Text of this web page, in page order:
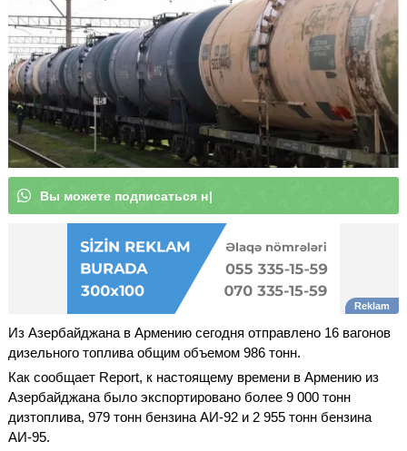
Вы |
Из Азербайджана в Армению сегодня отправлено 16 вагонов
дизельного топлива общим объемом 986 тонн.
Как сообщает Report, к настоящему времени в Армению из
Азербайджана было экспортировано более 9 000 тонн
дизтоплива, 979 тонн бензина АИ-92 и 2 955 тонн бензина
АИ-95.